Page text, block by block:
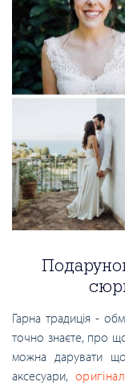
Гарна традиція -
точно знаєте, про
можна дарувати
аксесуари,